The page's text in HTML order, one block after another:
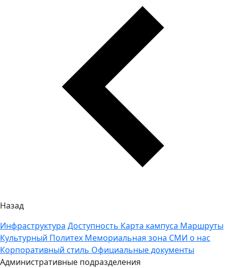
Назад
Инфраструктура Доступность Карта кампуса Маршруты
Культурный Политех Мемориальная зона СМИ о нас
Корпоративный стиль Официальные документы
Административные подразделения